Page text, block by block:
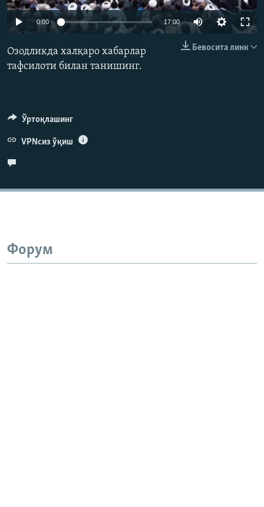
0:00 17:00 Auto
Бевосита линк
Озодликда халқаро хабарлар
тафсилоти билан танишинг.
Ўртоқлашинг
VPNсиз ўқиш
Форум